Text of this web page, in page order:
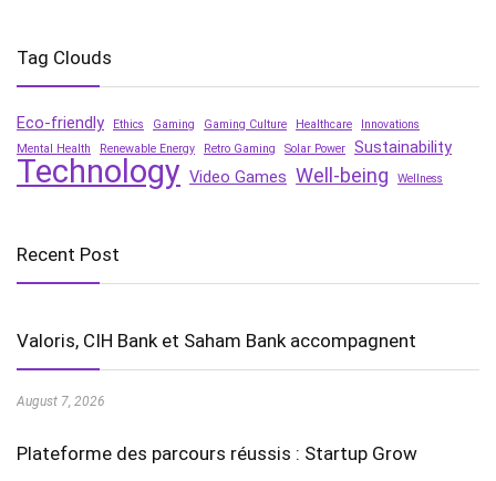
Tag Clouds
Eco-friendly Ethics Gaming Gaming Culture Healthcare
Innovations
Mental Health
Renewable Energy Retro Gaming Solar Power Sustainability
Technology Video Games Well-being Wellness
Recent Post
Valoris, CIH Bank et Saham Bank accompagnent
August 7, 2026
Plateforme des parcours réussis : Startup Grow